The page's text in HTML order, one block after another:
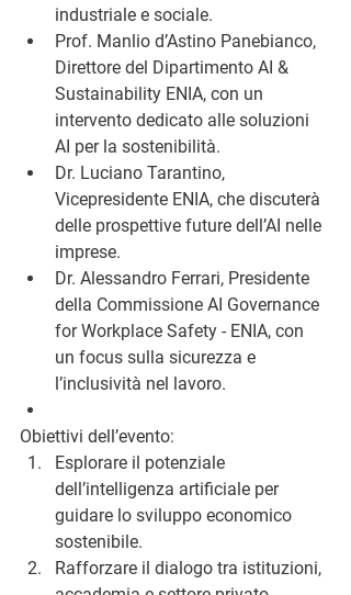
industriale e sociale.
Prof. Manlio d’Astino Panebianco,
Direttore del Dipartimento AI &
Sustainability ENIA, con un
intervento dedicato alle soluzioni
AI per la sostenibilità.
Dr. Luciano Tarantino,
Vicepresidente ENIA, che discuterà
delle prospettive future dell’AI nelle
imprese.
Dr. Alessandro Ferrari, Presidente
della Commissione AI Governance
for Workplace Safety - ENIA, con
un focus sulla sicurezza e
l’inclusività nel lavoro.
Obiettivi dell’evento:
Esplorare il potenziale
dell’intelligenza artificiale per
guidare lo sviluppo economico
sostenibile.
Rafforzare il dialogo tra istituzioni,